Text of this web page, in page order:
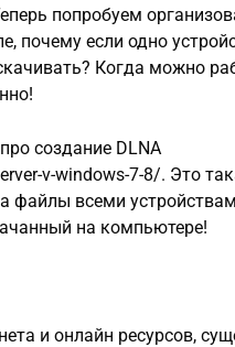
попробуем
если одно
Когда можно
создание DLNA
v-windows-7-8/. Это
файлы всеми
на компьютере!
и онлайн ресурсов,